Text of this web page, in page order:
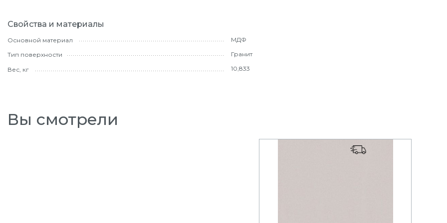
Свойства и материалы
Основной материал МДФ
Тип поверхности Гранит
Вес, кг 10,833
Вы смотрели